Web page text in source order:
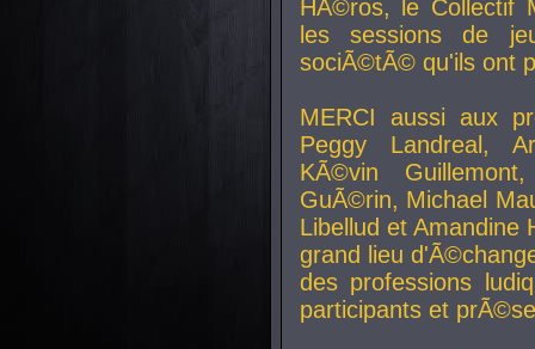
HÃ©ros, le Collectif
les sessions de
sociÃ©tÃ© qu'ils ont
MERCI aussi aux
Peggy Landreal,
KÃ©vin
GuÃ©rin, Michael
Libellud et Amandine
grand lieu
des professions
participants et